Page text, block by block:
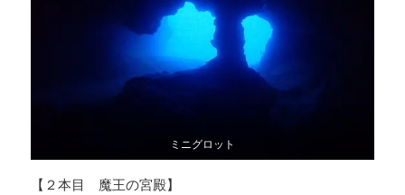
ミニグロット
【２本目 魔王の宮殿】